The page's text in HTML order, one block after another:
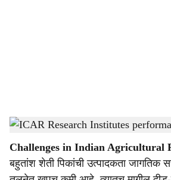
a
ICAR Research Institutes performance Challenges-
Challenges in Indian Agricultural
बहुतांश शेती पिकांची उत्पादकता जागतिक